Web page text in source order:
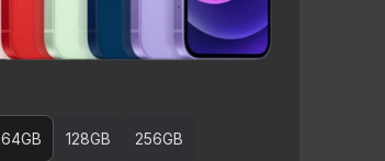
64GB 128GB 256GB